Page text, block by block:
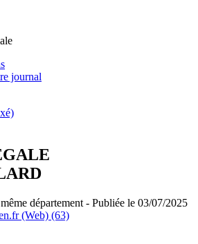
journal
département - Publiée le 03/07/2025
(Web) (63)